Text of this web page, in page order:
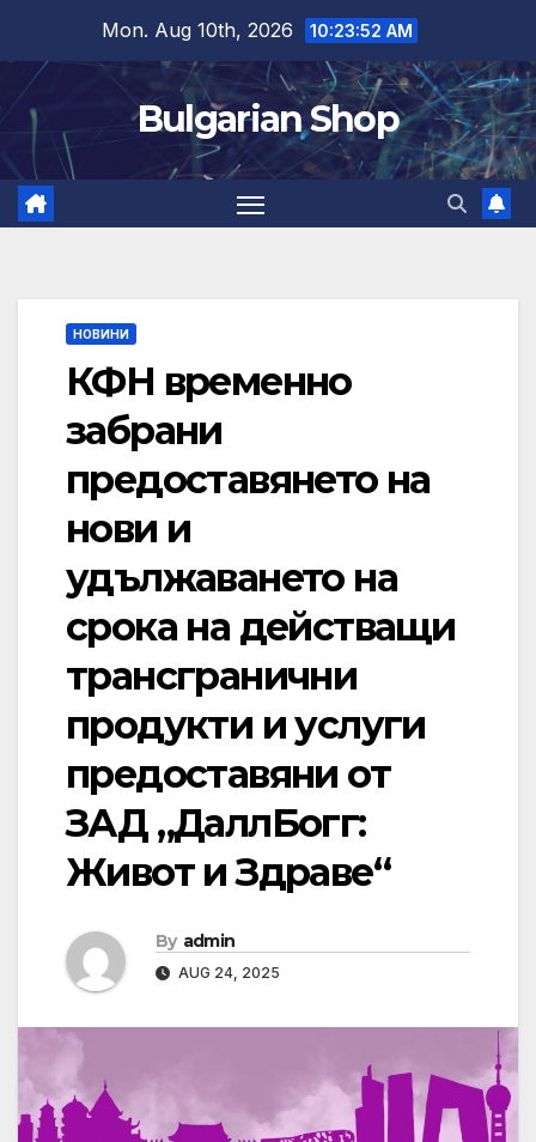
content
Mon. Aug 10th, 2026 10:23:53 AM
Bulgarian Shop
НОВИНИ
КФН временно
забрани
предоставянето на
нови и
удължаването на
срока на действащи
трансгранични
продукти и услуги
предоставяни от
ЗАД „ДаллБогг:
Живот и Здраве“
By admin
AUG 24, 2025